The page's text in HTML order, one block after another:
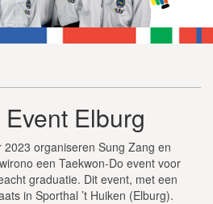
Elburg
organiseren Sung Zang en
een Taekwon-Do event voor
graduatie. Dit event, met een
in Sporthal ’t Huiken (Elburg).